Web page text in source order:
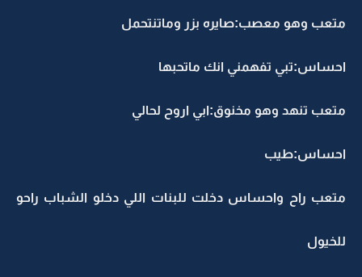
متعب وهو معصب:صايره بزر وماتنتحمل
احساس:تبي تفهمني انك ماتحبها
متعب تنهد وهو مخنوق:ابي اروح لحالي
احساس:طيب
متعب راح واحساس دخلت للبنات اللي دخلو الشباب راحو
للخيول